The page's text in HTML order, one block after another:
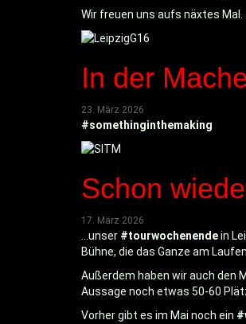
Wir freuen uns aufs näxtes
In der
23. März 2026
#somethinginthemaking
Schon
17. März 2026
...unser #tourwochenendein
Bühne, die das Ganze am
Außerdem haben wir auch den
Aussage noch etwas 50-60
Vorher gibt es im Mai noch ein